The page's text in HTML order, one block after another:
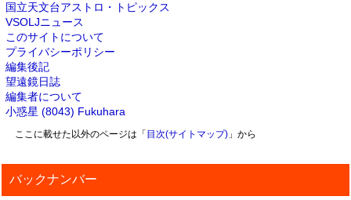
国立天文台アストロ・トピックス
VSOLJニュース
このサイトについて
プライバシーポリシー
編集後記
望遠鏡日誌
編集者について
小惑星 (8043) Fukuhara
ここに載せた以外のページは「 目次(サイトマップ)」から
バックナンバー